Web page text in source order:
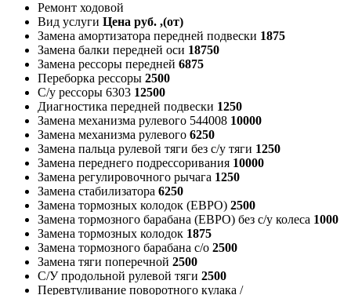
Ремонт ходовой
Вид услуги Цена руб. ,(от)
Замена амортизатора передней подвески 1875
Замена балки передней оси 18750
Замена рессоры передней 6875
Переборка рессоры 2500
С/у рессоры 6303 12500
Диагностика передней подвески 1250
Замена механизма рулевого 544008 10000
Замена механизма рулевого 6250
Замена пальца рулевой тяги без с/у тяги 1250
Замена переднего подрессоривания 10000
Замена регулировочного рычага 1250
Замена стабилизатора 6250
Замена тормозных колодок (ЕВРО) 2500
Замена тормозного барабана (ЕВРО) без с/у колеса 1000
Замена тормозных колодок 1875
Замена тормозного барабана с/о 2500
Замена тяги поперечной 2500
С/У продольной рулевой тяги 2500
Перевтуливание поворотного кулака /